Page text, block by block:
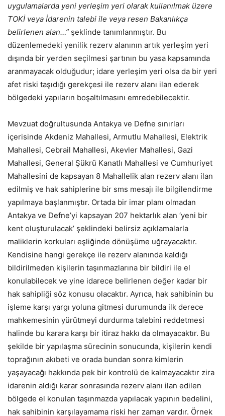
uygulamalarda yeni yerleşim yeri olarak kullanılmak üzere
TOKİ veya İdarenin talebi ile veya resen Bakanlıkça
belirlenen alan…” şeklinde tanımlanmıştır. Bu
düzenlemedeki yenilik rezerv alanının artık yerleşim yeri
dışında bir yerden seçilmesi şartının bu yasa kapsamında
aranmayacak olduğudur; idare yerleşim yeri olsa da bir yeri
afet riski taşıdığı gerekçesi ile rezerv alanı ilan ederek
bölgedeki yapıların boşaltılmasını emredebilecektir.
Mevzuat doğrultusunda Antakya ve Defne sınırları
içerisinde Akdeniz Mahallesi, Armutlu Mahallesi, Elektrik
Mahallesi, Cebrail Mahallesi, Akevler Mahallesi, Gazi
Mahallesi, General Şükrü Kanatlı Mahallesi ve Cumhuriyet
Mahallesini de kapsayan 8 Mahallelik alan rezerv alanı ilan
edilmiş ve hak sahiplerine bir sms mesajı ile bilgilendirme
yapılmaya başlanmıştır. Ortada bir imar planı olmadan
Antakya ve Defne’yi kapsayan 207 hektarlık alan ‘yeni bir
kent oluşturulacak’ şeklindeki belirsiz açıklamalarla
maliklerin korkuları eşliğinde dönüşüme uğrayacaktır.
Kendisine hangi gerekçe ile rezerv alanında kaldığı
bildirilmeden kişilerin taşınmazlarına bir bildiri ile el
konulabilecek ve yine idarece belirlenen değer kadar bir
hak sahipliği söz konusu olacaktır. Ayrıca, hak sahibinin bu
işleme karşı yargı yoluna gitmesi durumunda ilk derece
mahkemesinin yürütmeyi durdurma talebini reddetmesi
halinde bu karara karşı bir itiraz hakkı da olmayacaktır. Bu
şekilde bir yapılaşma sürecinin sonucunda, kişilerin kendi
toprağının akıbeti ve orada bundan sonra kimlerin
yaşayacağı hakkında pek bir kontrolü de kalmayacaktır zira
idarenin aldığı karar sonrasında rezerv alanı ilan edilen
bölgede el konulan taşınmazda yapılacak yapının bedelini,
hak sahibinin karşılayamama riski her zaman vardır. Örnek